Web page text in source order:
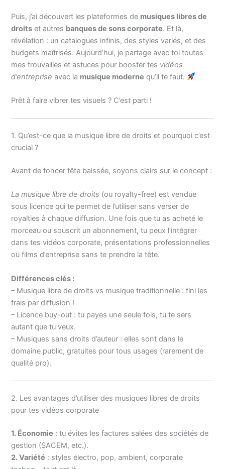
Puis, j’ai découvert les plateformes de musiques libres de
droits et autres banques de sons corporate. Et là,
révélation : un catalogues infinis, des styles variés, et des
budgets maîtrisés. Aujourd’hui, je partage avec toi toutes
mes trouvailles et astuces pour booster tes vidéos
d’entreprise avec la musique moderne qu’il te faut.
Prêt à faire vibrer tes visuels ? C’est parti !
1. Qu’est-ce que la musique libre de droits et pourquoi c’est
crucial ?
Avant de foncer tête baissée, soyons clairs sur le concept :
La musique libre de droits (ou royalty-free) est vendue
sous licence qui te permet de l’utiliser sans verser de
royalties à chaque diffusion. Une fois que tu as acheté le
morceau ou souscrit un abonnement, tu peux l’intégrer
dans tes vidéos corporate, présentations professionnelles
ou films d’entreprise sans te prendre la tête.
Différences clés :
– Musique libre de droits vs musique traditionnelle : fini les
frais par diffusion !
– Licence buy-out : tu payes une seule fois, tu te sers
autant que tu veux.
– Musiques sans droits d’auteur : elles sont dans le
domaine public, gratuites pour tous usages (rarement de
qualité pro).
2. Les avantages d’utiliser des musiques libres de droits
pour tes vidéos corporate
1. Économie : tu évites les factures salées des sociétés de
gestion (SACEM, etc.).
2. Variété : styles électro, pop, ambient, corporate